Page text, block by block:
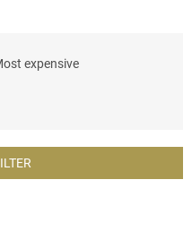
expensive